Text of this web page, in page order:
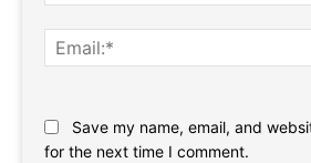
Save my name, email, and
for the next time I comment.